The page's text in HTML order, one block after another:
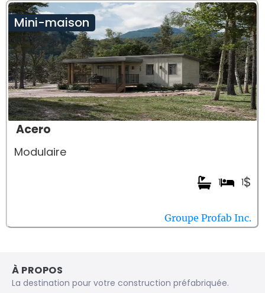
Mini-maison
Acero
Modulaire
$
1
1
Groupe Profab Inc.
À PROPOS
La destination pour votre construction préfabriquée.